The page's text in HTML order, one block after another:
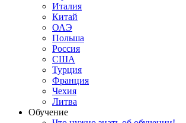
Италия
Китай
ОАЭ
Польша
Россия
США
Турция
Франция
Чехия
Литва
Обучение